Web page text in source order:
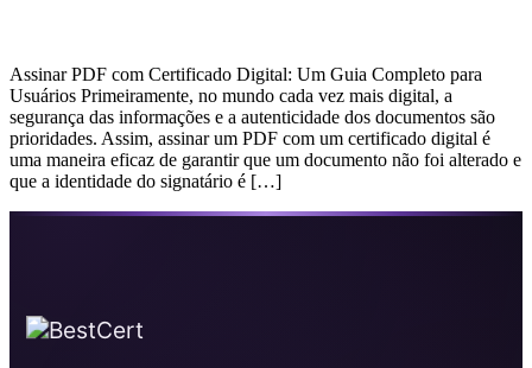
Assinar PDF com Certificado Digital: Um Guia Completo para
Usuários Primeiramente, no mundo cada vez mais digital, a
segurança das informações e a autenticidade dos documentos são
prioridades. Assim, assinar um PDF com um certificado digital é
uma maneira eficaz de garantir que um documento não foi alterado e
que a identidade do signatário é […]